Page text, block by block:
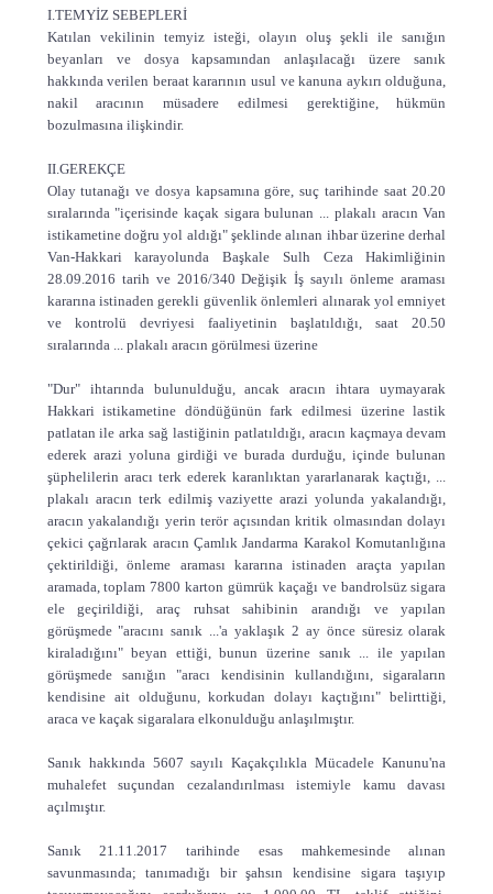
I.TEMYİZ SEBEPLERİ
Katılan vekilinin temyiz isteği, olayın oluş şekli ile sanığın
beyanları ve dosya kapsamından anlaşılacağı üzere sanık
hakkında verilen beraat kararının usul ve kanuna aykırı olduğuna,
nakil aracının müsadere edilmesi gerektiğine, hükmün
bozulmasına ilişkindir.
II.GEREKÇE
Olay tutanağı ve dosya kapsamına göre, suç tarihinde saat 20.20
sıralarında "içerisinde kaçak sigara bulunan ... plakalı aracın Van
istikametine doğru yol aldığı" şeklinde alınan ihbar üzerine derhal
Van-Hakkari karayolunda Başkale Sulh Ceza Hakimliğinin
28.09.2016 tarih ve 2016/340 Değişik İş sayılı önleme araması
kararına istinaden gerekli güvenlik önlemleri alınarak yol emniyet
ve kontrolü devriyesi faaliyetinin başlatıldığı, saat 20.50
sıralarında ... plakalı aracın görülmesi üzerine
"Dur" ihtarında bulunulduğu, ancak aracın ihtara uymayarak
Hakkari istikametine döndüğünün fark edilmesi üzerine lastik
patlatan ile arka sağ lastiğinin patlatıldığı, aracın kaçmaya devam
ederek arazi yoluna girdiği ve burada durduğu, içinde bulunan
şüphelilerin aracı terk ederek karanlıktan yararlanarak kaçtığı, ...
plakalı aracın terk edilmiş vaziyette arazi yolunda yakalandığı,
aracın yakalandığı yerin terör açısından kritik olmasından dolayı
çekici çağrılarak aracın Çamlık Jandarma Karakol Komutanlığına
çektirildiği, önleme araması kararına istinaden araçta yapılan
aramada, toplam 7800 karton gümrük kaçağı ve bandrolsüz sigara
ele geçirildiği, araç ruhsat sahibinin arandığı ve yapılan
görüşmede "aracını sanık ...'a yaklaşık 2 ay önce süresiz olarak
kiraladığını" beyan ettiği, bunun üzerine sanık ... ile yapılan
görüşmede sanığın "aracı kendisinin kullandığını, sigaraların
kendisine ait olduğunu, korkudan dolayı kaçtığını" belirttiği,
araca ve kaçak sigaralara elkonulduğu anlaşılmıştır.
Sanık hakkında 5607 sayılı Kaçakçılıkla Mücadele Kanunu'na
muhalefet suçundan cezalandırılması istemiyle kamu davası
açılmıştır.
Sanık 21.11.2017 tarihinde esas mahkemesinde alınan
savunmasında; tanımadığı bir şahsın kendisine sigara taşıyıp